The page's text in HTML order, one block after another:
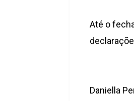
Até o
Daniella